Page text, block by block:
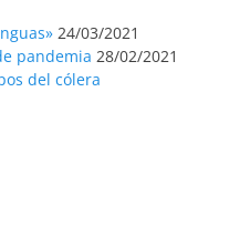
24/03/2021
pandemia 28/02/2021
del cólera